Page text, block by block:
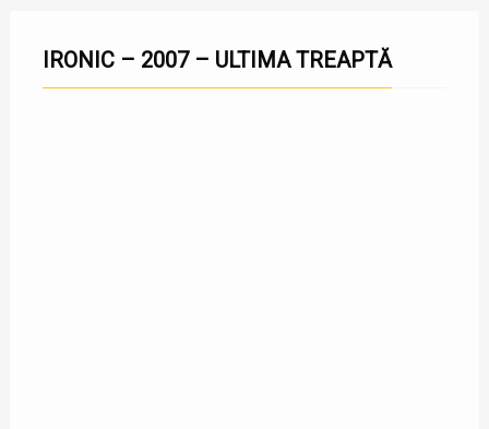
IRONIC – 2007 – ULTIMA TREAPTĂ